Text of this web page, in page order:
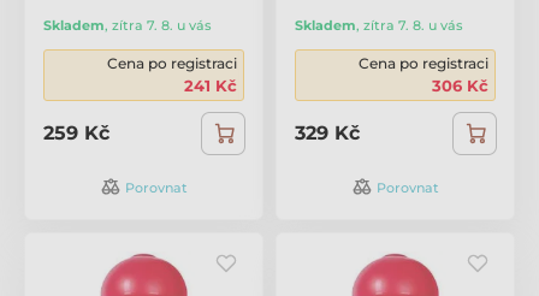
Skladem, zítra 7. 8. u vás
Cena po registraci
241 Kč
259 Kč
Porovnat
Skladem, zítra 7. 8. u vás
Cena po registraci
306 Kč
329 Kč
Porovnat